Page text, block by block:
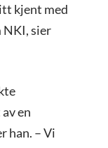
kjent med
NKI, sier
en
han. – Vi